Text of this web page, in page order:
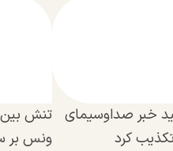
خبر صداوسیمای
تکذیب کرد
تنش
ونس بر